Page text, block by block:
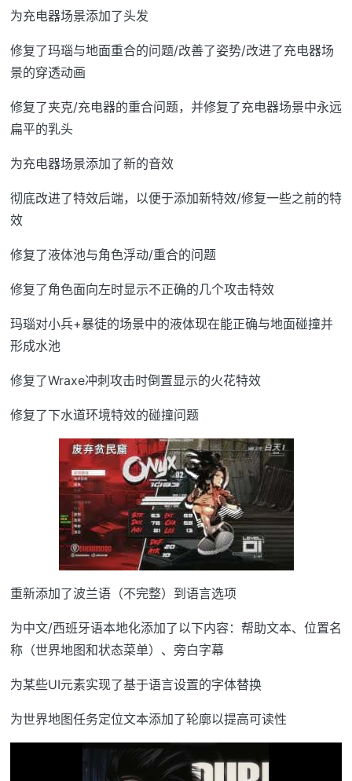
为充电器场景添加了头发
修复了玛瑙与地面重合的问题/改善了姿势/改进了充电器场
景的穿透动画
修复了夹克/充电器的重合问题，并修复了充电器场景中永远
扁平的乳头
为充电器场景添加了新的音效
彻底改进了特效后端，以便于添加新特效/修复一些之前的特
效
修复了液体池与角色浮动/重合的问题
修复了角色面向左时显示不正确的几个攻击特效
玛瑙对小兵+暴徒的场景中的液体现在能正确与地面碰撞并
形成水池
修复了Wraxe冲刺攻击时倒置显示的火花特效
修复了下水道环境特效的碰撞问题
重新添加了波兰语（不完整）到语言选项
为中文/西班牙语本地化添加了以下内容：帮助文本、位置名
称（世界地图和状态菜单）、旁白字幕
为某些UI元素实现了基于语言设置的字体替换
为世界地图任务定位文本添加了轮廓以提高可读性